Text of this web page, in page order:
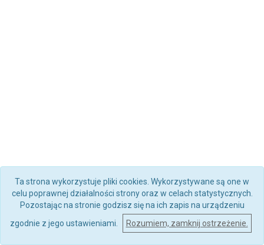
Ta strona wykorzystuje pliki cookies. Wykorzystywane są one w
celu poprawnej działalności strony oraz w celach statystycznych.
Pozostając na stronie godzisz się na ich zapis na urządzeniu
zgodnie z jego ustawieniami.
Rozumiem, zamknij ostrzeżenie.